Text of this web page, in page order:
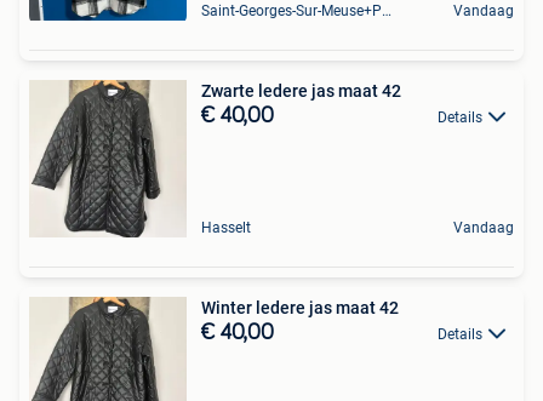
Saint-Georges-Sur-Meuse+Partie De Hermalle-Sous-Huy Vandaag
Zwarte ledere jas maat 42
€ 40,00 Details
Hasselt Vandaag
Winter ledere jas maat 42
€ 40,00 Details